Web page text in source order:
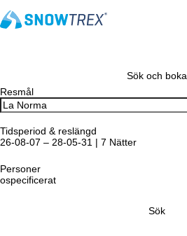
Sök och boka
Resmål
Tidsperiod & reslängd
26-08-07 – 28-05-31 | 7 Nätter
Personer
ospecificerat
Sök